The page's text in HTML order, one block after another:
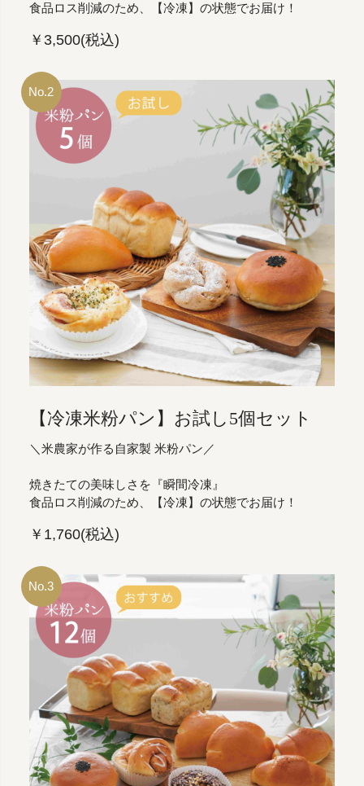
食品ロス削減のため、【冷凍】の状態でお届け！
￥3,500(税込)
【冷凍米粉パン】お試し5個セット
＼米農家が作る自家製 米粉パン／
焼きたての美味しさを『瞬間冷凍』
食品ロス削減のため、【冷凍】の状態でお届け！
￥1,760(税込)